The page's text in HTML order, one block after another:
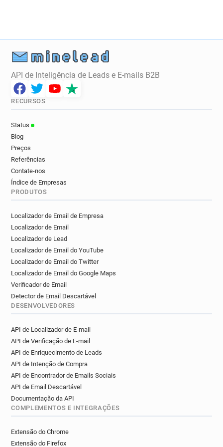
b***********@newham.gov.uk
h******@newham.gov.uk
u*********@newham.gov.uk
j*******@newham.gov.uk
b*********@newham.gov.uk
p**********@newham.gov.uk
t*******@newham.gov.uk
y***********@newham.gov.uk
z************@newham.gov.uk
p**********@newham.gov.uk
v********@newham.gov.uk
q**********@newham.gov.uk
o***********@newham.gov.uk
q******@newham.gov.uk
k************@newham.gov.uk
u*****@newham.gov.uk
g**********@newham.gov.uk
h******@newham.gov.uk
p********@newham.gov.uk
f********@newham.gov.uk
x**********@newham.gov.uk
g********@newham.gov.uk
p***********@newham.gov.uk
API de Inteligência de Leads e E-mails B2B
RECURSOS
Status
Blog
Preços
Referências
Contate-nos
Índice de Empresas
PRODUTOS
Localizador de Email de Empresa
Localizador de Email
Localizador de Lead
Localizador de Email do YouTube
Localizador de Email do Twitter
Localizador de Email do Google Maps
Verificador de Email
Detector de Email Descartável
DESENVOLVEDORES
API de Localizador de E-mail
API de Verificação de E-mail
API de Enriquecimento de Leads
API de Intenção de Compra
API de Encontrador de Emails Sociais
API de Email Descartável
Documentação da API
COMPLEMENTOS E INTEGRAÇÕES
Extensão do Chrome
Extensão do Firefox